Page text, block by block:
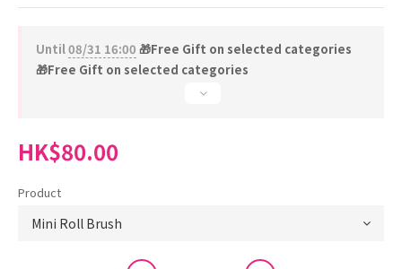
Until08/31 16:00 🎁Free Gift on selected categories
🎁Free Gift on selected categories
HK$80.00
Product